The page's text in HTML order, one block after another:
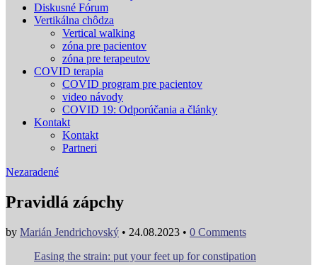
Diskusné Fórum
Vertikálna chôdza
Vertical walking
zóna pre pacientov
zóna pre terapeutov
COVID terapia
COVID program pre pacientov
video návody
COVID 19: Odporúčania a články
Kontakt
Kontakt
Partneri
Nezaradené
Pravidlá zápchy
by Marián Jendrichovský • 24.08.2023 • 0 Comments
Easing the strain: put your feet up for constipation